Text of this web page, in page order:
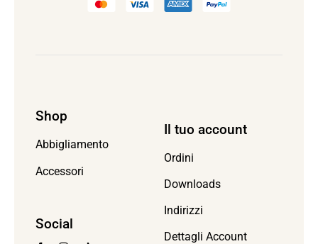
Shop
Abbigliamento
Accessori
Social
Il tuo account
Ordini
Downloads
Indirizzi
Dettagli Account